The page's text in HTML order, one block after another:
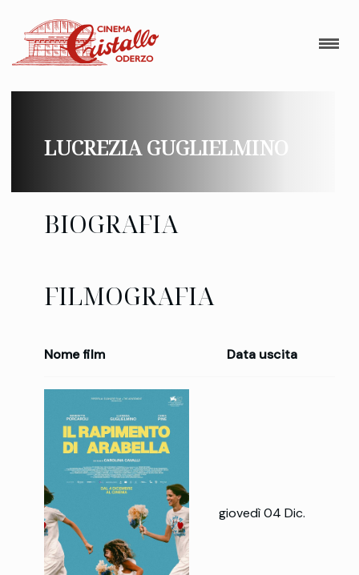
LUCREZIA GUGLIELMINO
BIOGRAFIA
FILMOGRAFIA
Nome film Data uscita
giovedì 04 Dic.